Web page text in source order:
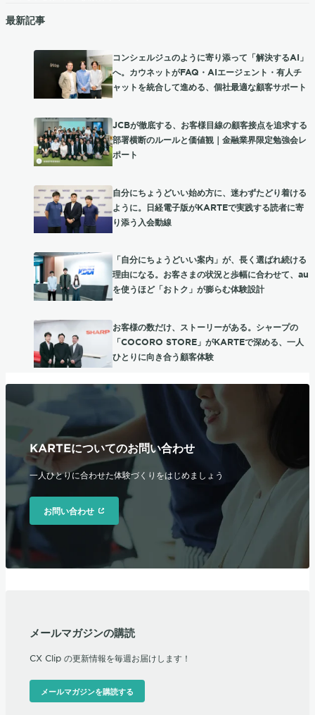
最新記事
コンシェルジュのように寄り添って「解決するAI」
へ。カウネットがFAQ・AIエージェント・有人チ
ャットを統合して進める、個社最適な顧客サポート
JCBが徹底する、お客様目線の顧客接点を追求する
部署横断のルールと価値観｜金融業界限定勉強会レ
ポート
自分にちょうどいい始め方に、迷わずたどり着ける
ように。日経電子版がKARTEで実践する読者に寄
り添う入会動線
「自分にちょうどいい案内」が、長く選ばれ続ける
理由になる。お客さまの状況と歩幅に合わせて、au
を使うほど「おトク」が膨らむ体験設計
お客様の数だけ、ストーリーがある。シャープの
「COCORO STORE」がKARTEで深める、一人
ひとりに向き合う顧客体験
KARTEについてのお問い合わせ
一人ひとりに合わせた体験づくりをはじめましょう
お問い合わせ
メールマガジンの購読
CX Clip の更新情報を毎週お届けします！
メールマガジンを購読する